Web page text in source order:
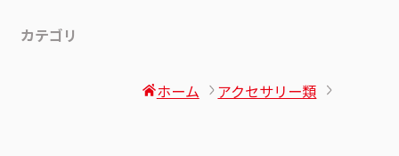
カテゴリ
ホーム アクセサリー類